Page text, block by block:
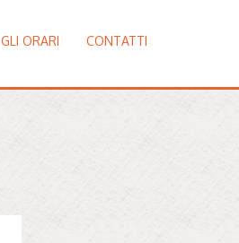
GLI ORARI CONTATTI